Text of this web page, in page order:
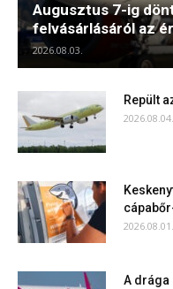
Augusztus 7-ig
felvásárlásáról az
2026.08.03.
Repült
2026.08.04.
2026.08.01.
A drága